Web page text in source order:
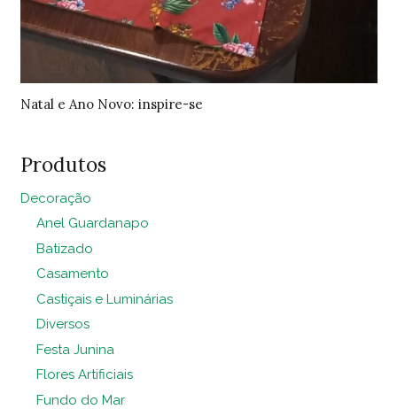
Natal e Ano Novo: inspire-se
Produtos
Decoração
Anel Guardanapo
Batizado
Casamento
Castiçais e Luminárias
Diversos
Festa Junina
Flores Artificiais
Fundo do Mar